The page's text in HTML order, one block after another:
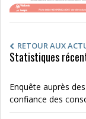
RETOUR AUX
Statistiques
Enquête auprès
confiance des